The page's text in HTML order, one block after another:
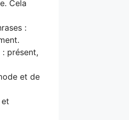
Cela
:
présent,
et de